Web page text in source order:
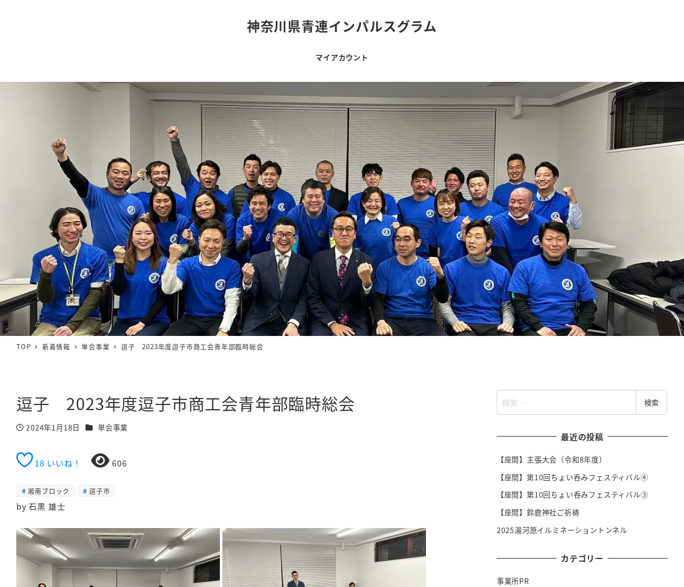
神奈川県青連インパルスグラム
マイアカウント
TOP 新着情報 単会事業 逗子 2023年度逗子市商工会青年部臨時総会
逗子 2023年度逗子市商工会青年部臨時総会
投稿日
2024年1月18日 カテゴリー
単会事業
18 いいね！ 606
湘南ブロック 逗子市
by 石黒 雄士
検
索
検索
最近の投稿
【座間】主張大会（令和8年度）
【座間】第10回ちょい呑みフェスティバル④
【座間】第10回ちょい呑みフェスティバル③
【座間】鈴鹿神社ご祈祷
2025湯河原イルミネーショントンネル
カテゴリー
事業所PR